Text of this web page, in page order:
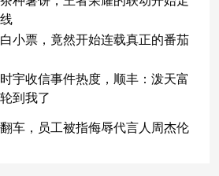
小票，竟然开始连载真正的番茄
宇收信事件热度，顺丰：泼天富
到我了
车，员工被指侮辱代言人周杰伦